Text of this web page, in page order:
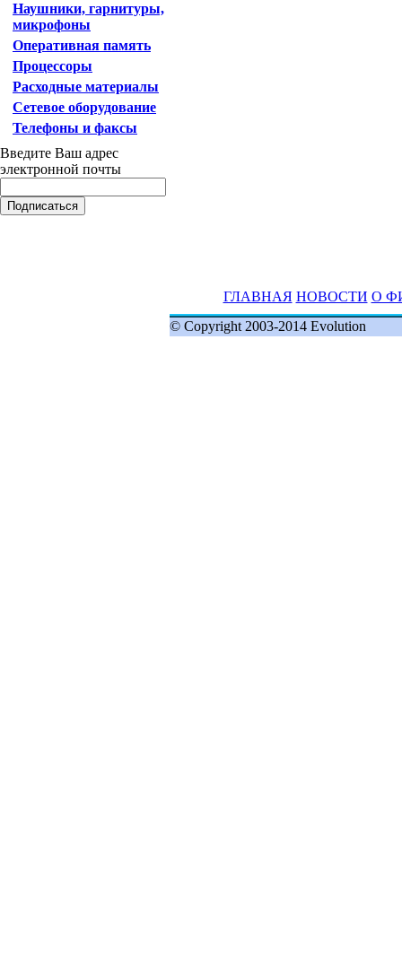
Наушники, гарнитуры,
микрофоны
Оперативная память
Процессоры
Расходные материалы
Сетевое оборудование
Телефоны и факсы
Введите Ваш адрес
электронной почты
ГЛАВНАЯ НОВОСТИ О
© Copyright 2003-2014 Evolution